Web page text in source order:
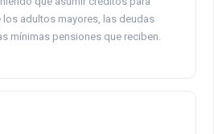
los adultos mayores, las deudas
mínimas pensiones que reciben.